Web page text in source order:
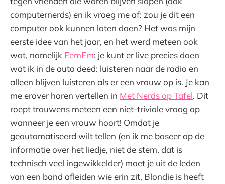
computernerds) en ik vroeg me af: zou je dit een
computer ook kunnen laten doen? Het was mijn
eerste idee van het jaar, en het werd meteen ook
wat, namelijk FemFm: je kunt er live precies doen
wat ik in de auto deed: luisteren naar de radio en
alleen blijven luisteren als er een vrouw op is. Je kan
me erover horen vertellen in Met Nerds op Tafel. Dit
roept trouwens meteen een niet-triviale vraag op
wanneer je een vrouw hoort! Omdat je
geautomatiseerd wilt tellen (en ik me baseer op de
informatie over het liedje, niet de stem, dat is
technisch veel ingewikkelder) moet je uit de leden
van een band afleiden wie erin zit, Blondie is heeft